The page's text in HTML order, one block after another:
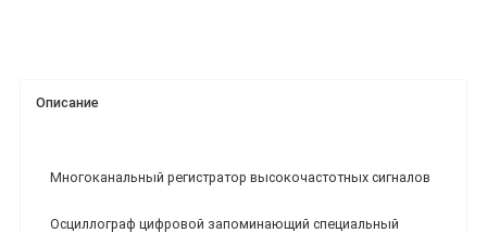
Описание
Многоканальный регистратор высокочастотных сигналов
Осциллограф цифровой запоминающий специальный